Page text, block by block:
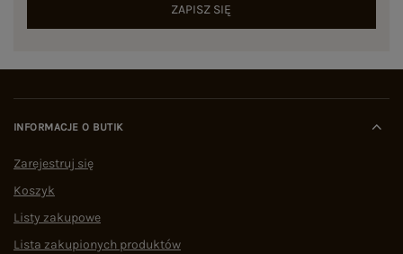
ZAPISZ SIĘ
INFORMACJE O BUTIK
Zarejestruj się
Koszyk
Listy zakupowe
Lista zakupionych produktów